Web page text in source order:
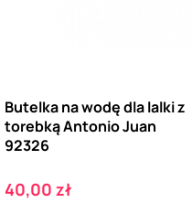
Butelka na wodę dla lalki z
torebką Antonio Juan
92326
Cena
40,00 zł